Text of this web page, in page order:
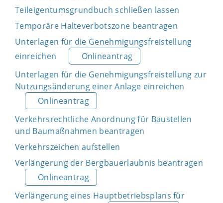
Teileigentumsgrundbuch schließen lassen
Temporäre Halteverbotszone beantragen
Unterlagen für die Genehmigungsfreistellung
einreichen
Onlineantrag
Unterlagen für die Genehmigungsfreistellung zur
Nutzungsänderung einer Anlage einreichen
Onlineantrag
Verkehrsrechtliche Anordnung für Baustellen
und Baumaßnahmen beantragen
Verkehrszeichen aufstellen
Verlängerung der Bergbauerlaubnis beantragen
Onlineantrag
Verlängerung eines Hauptbetriebsplans für